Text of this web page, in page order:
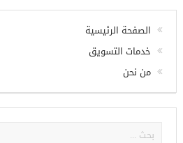
الصفحة الرئيسية
خدمات التسويق
من نحن